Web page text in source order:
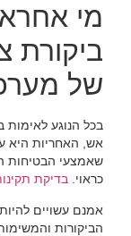
מי
ביקורת
של
בכל הנוגע לאימות
אש, האחריות היא
שאמצעי הבטיחות
כראוי.בדיקת
אמנם עשויים
הביקורות